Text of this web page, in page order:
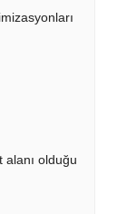
alanı olduğu